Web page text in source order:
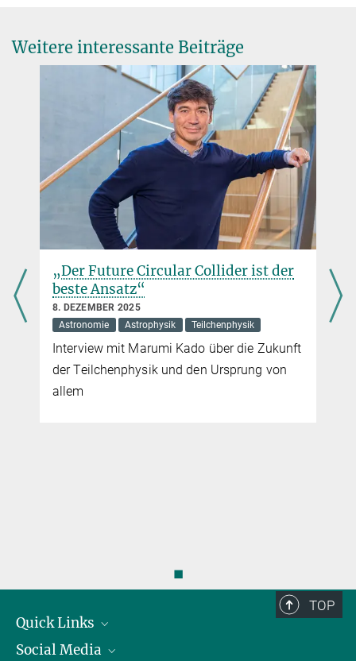
Sie finden dieses Video auf YouTube. Mit Klick auf das Bild
werden Sie dorthin weitergeleitet.
Wie schwer ist das Neutrino?
Weitere interessante Beiträge
„Der Future Circular Collider ist der
beste Ansatz“
8. DEZEMBER 2025
Astronomie
Astrophysik Teilchenphysik
Interview mit Marumi Kado über die Zukunft
der Teilchenphysik und den Ursprung von
allem
◼
TOP
Quick Links
Präsident
Social Media